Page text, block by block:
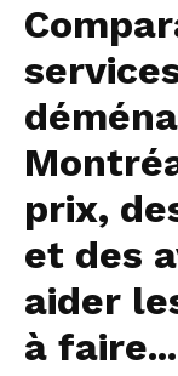
prix,
et des
aider
à faire...